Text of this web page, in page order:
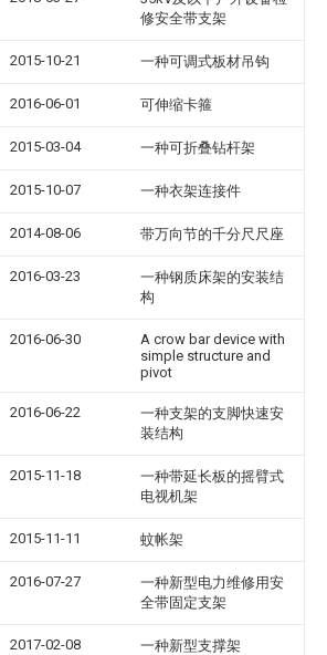
修安全带支架
2015-10-21 一种可调式板材吊钩
2016-06-01 可伸缩卡箍
2015-03-04 一种可折叠钻杆架
2015-10-07 一种衣架连接件
2014-08-06 带万向节的千分尺尺座
2016-03-23
一种钢质床架的安装结
构
2016-06-30
A crow bar device with
simple structure and
pivot
2016-06-22
一种支架的支脚快速安
装结构
2015-11-18
一种带延长板的摇臂式
电视机架
2015-11-11 蚊帐架
2016-07-27
一种新型电力维修用安
全带固定支架
2017-02-08 一种新型支撑架